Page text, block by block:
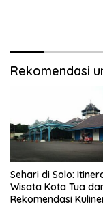
Rekomendasi
Sehari di Solo:
Wisata Kota Tua
Rekomendasi